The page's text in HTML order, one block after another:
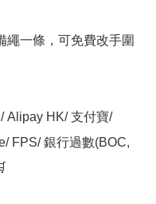
一條，可免費改手圍
Alipay HK/ 支付寶/
FPS/ 銀行過數(BOC,